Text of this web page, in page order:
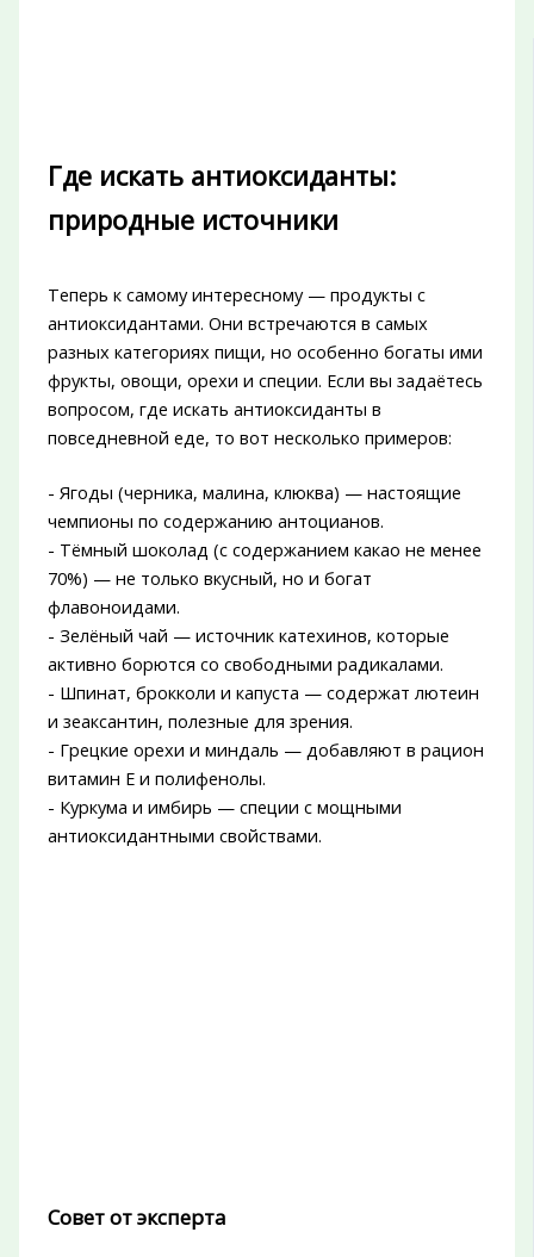
Где искать антиоксиданты:
природные источники
Теперь к самому интересному — продукты с
антиоксидантами. Они встречаются в самых
разных категориях пищи, но особенно богаты ими
фрукты, овощи, орехи и специи. Если вы задаётесь
вопросом, где искать антиоксиданты в
повседневной еде, то вот несколько примеров:
- Ягоды (черника, малина, клюква) — настоящие
чемпионы по содержанию антоцианов.
- Тёмный шоколад (с содержанием какао не менее
70%) — не только вкусный, но и богат
флавоноидами.
- Зелёный чай — источник катехинов, которые
активно борются со свободными радикалами.
- Шпинат, брокколи и капуста — содержат лютеин
и зеаксантин, полезные для зрения.
- Грецкие орехи и миндаль — добавляют в рацион
витамин Е и полифенолы.
- Куркума и имбирь — специи с мощными
антиоксидантными свойствами.
Совет от эксперта